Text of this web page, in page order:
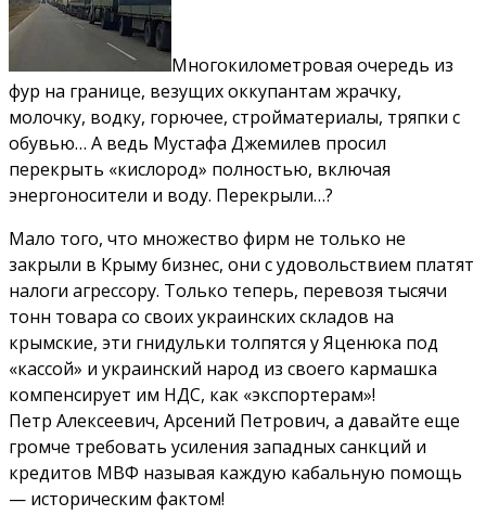
Многокилометровая очередь из
фур на границе, везущих оккупантам жрачку,
молочку, водку, горючее, стройматериалы, тряпки с
обувью… А ведь Мустафа Джемилев просил
перекрыть «кислород» полностью, включая
энергоносители и воду. Перекрыли…?
Мало того, что множество фирм не только не
закрыли в Крыму бизнес, они с удовольствием платят
налоги агрессору. Только теперь, перевозя тысячи
тонн товара со своих украинских складов на
крымские, эти гнидульки толпятся у Яценюка под
«кассой» и украинский народ из своего кармашка
компенсирует им НДС, как «экспортерам»!
Петр Алексеевич, Арсений Петрович, а давайте еще
громче требовать усиления западных санкций и
кредитов МВФ называя каждую кабальную помощь
— историческим фактом!